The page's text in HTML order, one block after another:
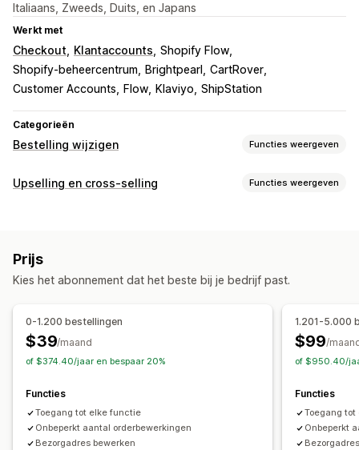
Italiaans, Zweeds, Duits, en Japans
Werkt met
Checkout Klantaccounts Shopify Flow
Shopify-beheercentrum
Brightpearl
CartRover
Customer Accounts
Flow Klaviyo ShipStation
Categorieën
Bestelling wijzigen Functies weergeven
Updates van bestellingen
Aangepaste regels
Bulkbewerking
Aangepaste portal
Bestellingenbeheer
Statusupdates
Importeren en exporteren Analytics
Upselling en cross-selling Functies weergeven
Upselling op de bedankpagina
Aangepaste CSS Aangepaste HTML
Aangepaste regels
Aanbiedingen en aanbevelingen
Add-ons voor producten
Vaak samen gekocht Bundles
Staffelkortingen
AI-aanbevelingen
Prijs
Kies het abonnement dat het beste bij je bedrijf past.
0-1.200 bestellingen
$39/maand
of $374.40/jaar en bespaar 20%
Functies
Toegang tot elke functie
Onbeperkt aantal orderbewerkingen
Bezorgadres bewerken
1.201-5.000
$99/
of $950.40/
Functies
Toegang
Onbeperkt